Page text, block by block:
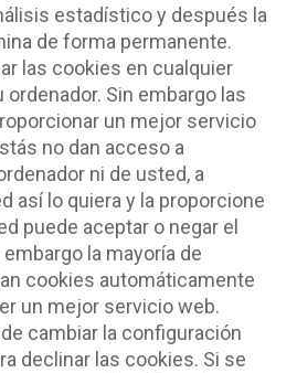
estadístico y después la
de forma permanente.
las cookies en cualquier
Sin embargo las
un mejor servicio
no dan acceso a
ni de usted, a
así lo quiera y la proporcione
puede aceptar o negar el
la mayoría de
cookies automáticamente
un mejor servicio web.
cambiar la configuración
declinar las cookies. Si se